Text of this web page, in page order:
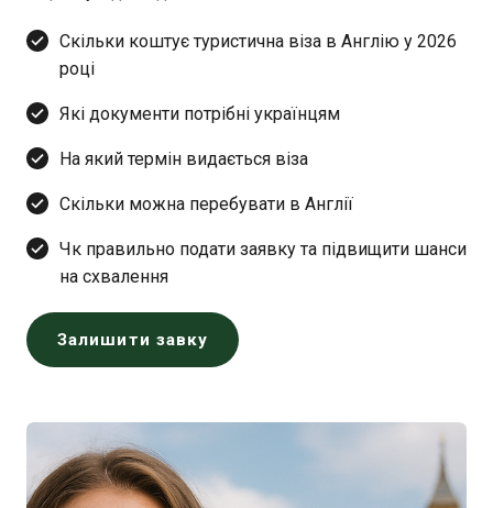
Скільки коштує туристична віза в Англію у 2026
році
Які документи потрібні українцям
На який термін видається віза
Скільки можна перебувати в Англії
Чк правильно подати заявку та підвищити шанси
на схвалення
Залишити завку